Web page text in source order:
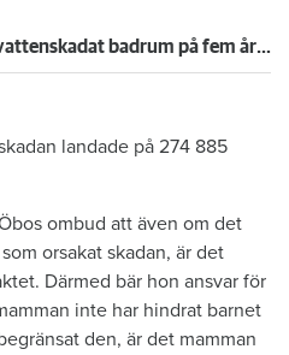
Anmälde inte vattenskadat badrum på fem år – krävs på 125 000 kronor
landade på 274 885
ombud att även om det
orsakat skadan, är det
Därmed bär hon ansvar för
inte har hindrat barnet
den, är det mamman